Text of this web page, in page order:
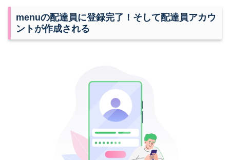
menuの配達員に登録完了！そして配達員アカウ
ントが作成される